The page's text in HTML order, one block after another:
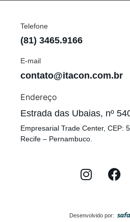
Telefone
(81) 3465.9166
E-mail
contato@itacon.com.br
Endereço
Estrada das Ubaias, nº
Empresarial Trade Center, CEP:
Recife – Pernambuco.
Desenvolvido por: